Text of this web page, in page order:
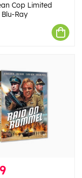
Cop Limited
Ray